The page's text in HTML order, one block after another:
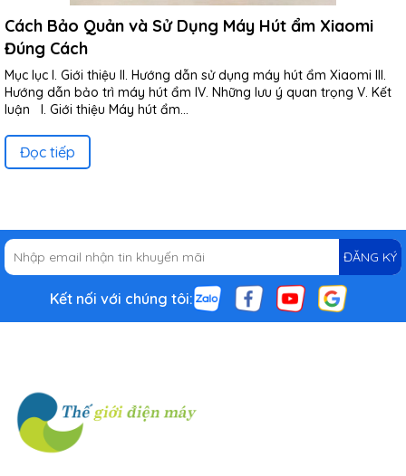
Cách Bảo Quản và Sử Dụng Máy Hút ẩm Xiaomi
Đúng Cách
Mục lục I. Giới thiệu II. Hướng dẫn sử dụng máy hút ẩm Xiaomi III.
Hướng dẫn bảo trì máy hút ẩm IV. Những lưu ý quan trọng V. Kết
luận I. Giới thiệu Máy hút ẩm...
Đọc tiếp
ĐĂNG KÝ
Kết nối với chúng tôi: